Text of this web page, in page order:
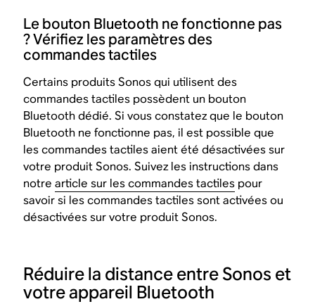
Le bouton Bluetooth ne fonctionne pas
? Vérifiez les paramètres des
commandes tactiles
Certains produits Sonos qui utilisent des
commandes tactiles possèdent un bouton
Bluetooth dédié. Si vous constatez que le bouton
Bluetooth ne fonctionne pas, il est possible que
les commandes tactiles aient été désactivées sur
votre produit Sonos. Suivez les instructions dans
notrearticle sur les commandes tactiles pour
savoir si les commandes tactiles sont activées ou
désactivées sur votre produit Sonos.
Réduire la distance entre Sonos et
votre appareil Bluetooth